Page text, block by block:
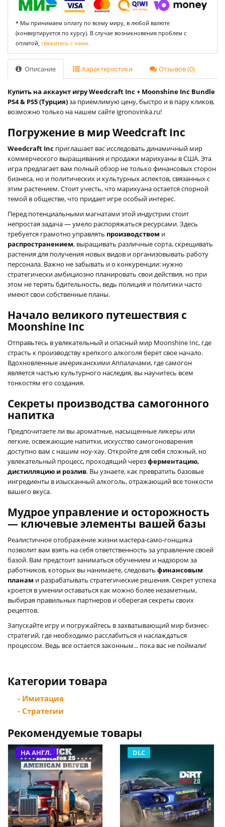
* Мы принимаем оплату по всему миру, в любой валюте
(конвертируется по курсу). В случае возникновения проблем с
оплатой, свяжитесь с нами.
Описание Характеристики Отзывов (0)
Купить на аккаунт игру Weedcraft Inc + Moonshine Inc Bundle
PS4 & PS5 (Турция)за приемлимую цену, быстро и в пару кликов,
возможно только на нашем сайте igronovinka.ru!
Погружение в мир Weedcraft Inc
Weedcraft Inc приглашает вас исследовать динамичный мир
коммерческого выращивания и продажи марихуаны в США. Эта
игра предлагает вам полный обзор не только финансовых сторон
бизнеса, но и политических и культурных аспектов, связанных с
этим растением. Стоит учесть, что марихуана остается спорной
темой в обществе, что придает игре особый интерес.
Перед потенциальными магнатами этой индустрии стоит
непростая задача — умело распоряжаться ресурсами. Здесь
требуется грамотно управлять производством и
распространением, выращивать различные сорта, скрещивать
растения для получения новых видов и организовывать работу
персонала. Важно не забывать и о конкуренции: нужно
стратегически амбициозно планировать свои действия, но при
этом не терять бдительность, ведь полиция и политики часто
имеют свои собственные планы.
Начало великого путешествия с
Moonshine Inc
Отправьтесь в увлекательный и опасный мир Moonshine Inc, где
страсть к производству крепкого алкоголя берет свое начало.
Вдохновленные американскими Аппалачами, где самогон
является частью культурного наследия, вы научитесь всем
тонкостям его создания.
Секреты производства самогонного
напитка
Предпочитаете ли вы ароматные, насыщенные ликеры или
легкие, освежающие напитки, искусство самогоноварения
доступно вам с нашим ноу-хау. Откройте для себя сложный, но
увлекательный процесс, проходящий черезферментацию,
дистилляцию и розлив. Вы узнаете, как превратить базовые
ингредиенты в изысканный алкоголь, отражающий все тонкости
вашего вкуса.
Мудрое управление и осторожность
— ключевые элементы вашей базы
Реалистичное отображение жизни мастера-само-гонщика
позволит вам взять на себя ответственность за управление своей
базой. Вам предстоит заниматься обучением и надзором за
работников, которых вы нанимаете, следовать финансовым
планам и разрабатывать стратегические решения. Секрет успеха
кроется в умении оставаться как можно более незаметным,
выбирая правильных партнеров и оберегая секреты своих
рецептов.
Запускайте игру и погружайтесь в захватывающий мир бизнес-
стратегий, где необходимо расслабиться и наслаждаться
процессом. Ведь все остается законным... пока вас не поймали!
Категории товара
- Имитация
- Стратегии
Рекомендуемые товары
НА АНГЛ. DLC